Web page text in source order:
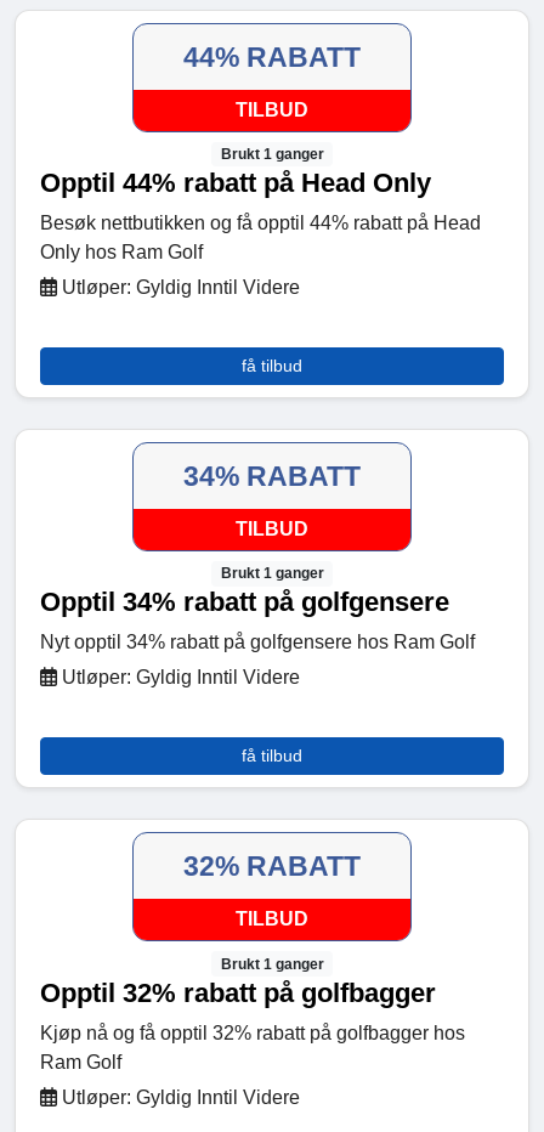
44% RABATT
TILBUD
Brukt 1 ganger
Opptil 44% rabatt på Head Only
Besøk nettbutikken og få opptil 44% rabatt på Head
Only hos Ram Golf
Utløper: Gyldig Inntil Videre
få tilbud
34% RABATT
TILBUD
Brukt 1 ganger
Opptil 34% rabatt på golfgensere
Nyt opptil 34% rabatt på golfgensere hos Ram Golf
Utløper: Gyldig Inntil Videre
få tilbud
32% RABATT
TILBUD
Brukt 1 ganger
Opptil 32% rabatt på golfbagger
Kjøp nå og få opptil 32% rabatt på golfbagger hos
Ram Golf
Utløper: Gyldig Inntil Videre